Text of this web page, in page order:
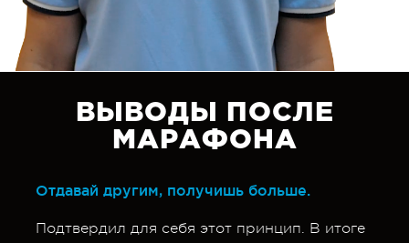
ВЫВОДЫ ПОСЛЕ
МАРАФОНА
Отдавай другим, получишь больше.
Подтвердил для себя этот принцип. В итоге